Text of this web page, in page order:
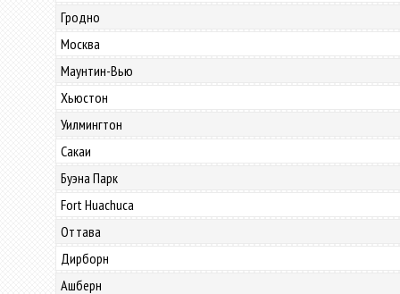
Гродно
Москва
Маунтин-Вью
Хьюстон
Уилмингтон
Сакаи
Буэна Парк
Fort Huachuca
Оттава
Дирборн
Ашберн